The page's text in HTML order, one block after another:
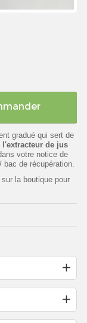
gradué qui sert de
l'extracteur de jus
votre notice de
de récupération.
la boutique pour